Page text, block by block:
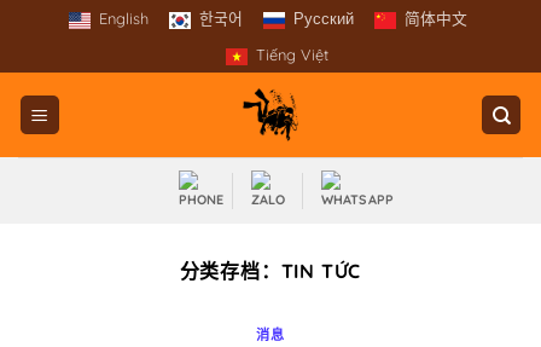
内
English 한국어 Русский
简体中文
Tiếng Việt
分类存档： TIN TỨC
消息